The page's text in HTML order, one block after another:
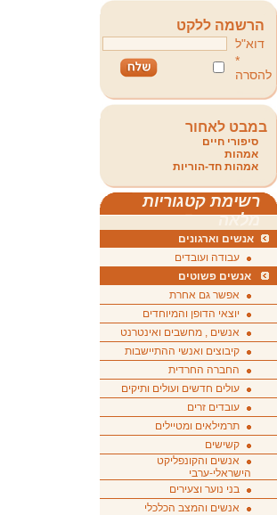
הרשמה ללקט
דוא"ל
*
להסרה
במבט לאחור
סיפורי חיים
אמהות
אמהות חד-הוריות
רשימת קטגוריות
מלאה
אנשים וארגונים
עבודה ועובדים
אנשים פשוטים
אפשר גם אחרת
יוצאי הדופן והמיוחדים
אנשים , מחשבים ואינטרנט
קיבוצים ואנשי ההתיישבות
החברה החרדית
עולים חדשים ועולים ותיקים
עובדים זרים
תרמילאים ומטיילים
קשישים
אנשים והקונפליקט
הישראלי-ערבי
בני נוער וצעירים
אנשים והמצב הכלכלי